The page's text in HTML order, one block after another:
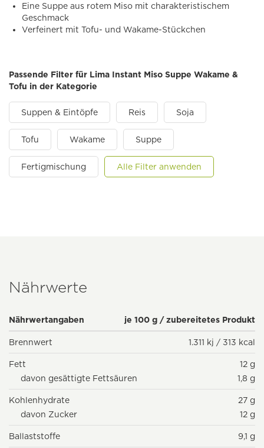
Eine Suppe aus rotem Miso mit charakteristischem
Geschmack
Verfeinert mit Tofu- und Wakame-Stückchen
Passende Filter für Lima Instant Miso Suppe Wakame &
Tofu in der Kategorie
Suppen & Eintöpfe Reis Soja
Tofu Wakame Suppe
Fertigmischung Alle Filter anwenden
Nährwerte
Nährwertangaben je 100 g / zubereitetes Produkt
Brennwert 1.311 kj / 313 kcal
Fett
12 g
davon gesättigte Fettsäuren
1,8 g
Kohlenhydrate
27 g
davon Zucker
12 g
Ballaststoffe 9,1 g